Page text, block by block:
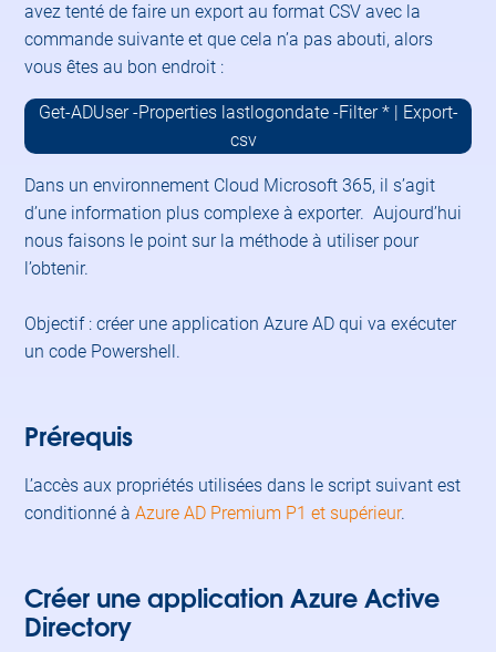
avez tenté de faire un export au format CSV avec la
commande suivante et que cela n’a pas abouti, alors
vous êtes au bon endroit :
Get-ADUser -Properties lastlogondate -Filter * | Export-
csv
Dans un environnement Cloud Microsoft 365, il s’agit
d’une information plus complexe à exporter. Aujourd’hui
nous faisons le point sur la méthode à utiliser pour
l’obtenir.
Objectif : créer une application Azure AD qui va exécuter
un code Powershell.
Prérequis
L’accès aux propriétés utilisées dans le script suivant est
conditionné àAzure AD Premium P1 et supérieur.
Créer une application Azure Active
Directory